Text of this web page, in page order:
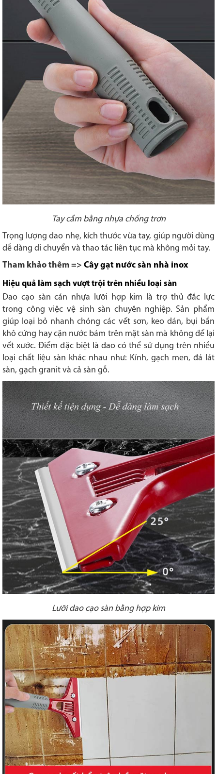
Tay cầm bằng nhựa chống trơn
Trọng lượng dao nhẹ, kích thước vừa tay, giúp người dùng
dễ dàng di chuyển và thao tác liên tục mà không mỏi tay.
Tham khảo thêm => Cây gạt nước sàn nhà inox
Hiệu quả làm sạch vượt trội trên nhiều loại sàn
Dao cạo sàn cán nhựa lưỡi hợp kim là trợ thủ đắc lực
trong công việc vệ sinh sàn chuyên nghiệp. Sản phẩm
giúp loại bỏ nhanh chóng các vết sơn, keo dán, bụi bẩn
khô cứng hay cặn nước bám trên mặt sàn mà không để lại
vết xước. Điểm đặc biệt là dao có thể sử dụng trên nhiều
loại chất liệu sàn khác nhau như: Kính, gạch men, đá lát
sàn, gạch granit và cả sàn gỗ.
Lưỡi dao cạo sàn bằng hợp kim